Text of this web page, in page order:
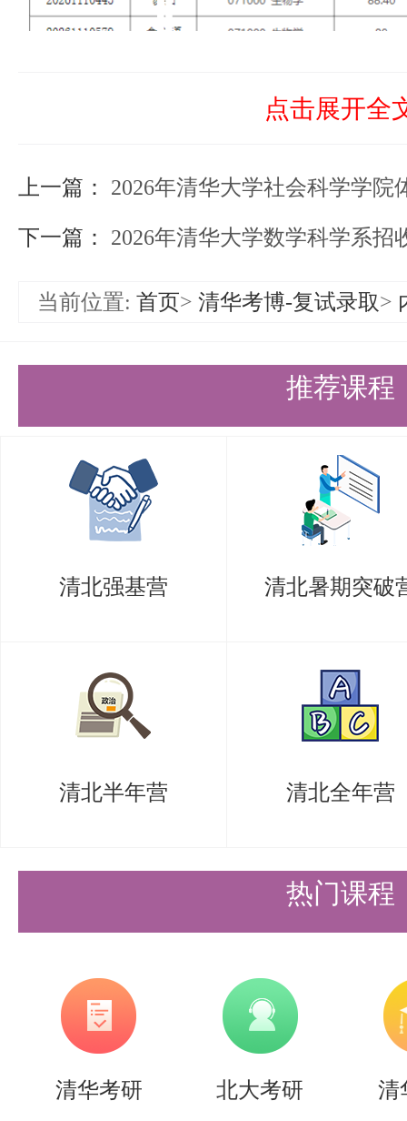
公示期内，如对拟录取名单有异
反映，申诉联系方式见本院系招
依据国家相关规定及我校研究生
生必须经过资格复审确认合格后
点击展开全
上一篇： 2026年清华大学社会科学学院体育学招收
下一篇： 2026年清华大学数学科学系招收公开招考普
当前位置: 首页> 清华考博-复试录取>
推荐课程
清北强基营 清北暑期突破
清北半年营 清北全年营
热门课程
清华考研 北大考研 清